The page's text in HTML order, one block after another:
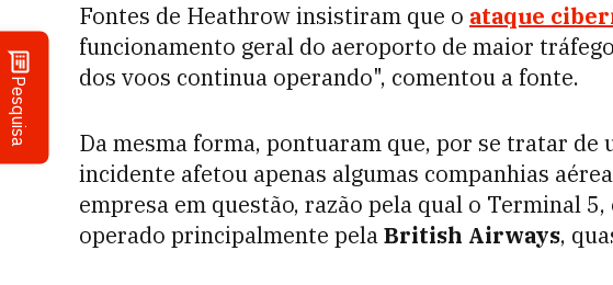
Pesquisa
Fontes de Heathrow insistiram que o ataque
funcionamento geral do aeroporto de maior
dos voos continua operando", comentou a fonte.
Da mesma forma, pontuaram que, por se tratar de
incidente afetou apenas algumas companhias
empresa em questão, razão pela qual o Terminal
operado principalmente pelaBritish Airways,